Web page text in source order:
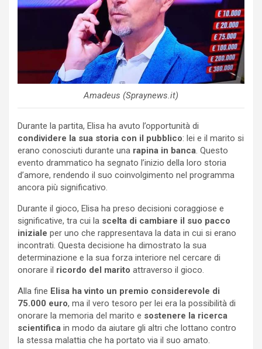
Amadeus (Spraynews.it)
Durante la partita, Elisa ha avuto l’opportunità di
condividere la sua storia con il pubblico: lei e il marito si
erano conosciuti durante una rapina in banca. Questo
evento drammatico ha segnato l’inizio della loro storia
d’amore, rendendo il suo coinvolgimento nel programma
ancora più significativo.
Durante il gioco, Elisa ha preso decisioni coraggiose e
significative, tra cui la scelta di cambiare il suo pacco
iniziale per uno che rappresentava la data in cui si erano
incontrati. Questa decisione ha dimostrato la sua
determinazione e la sua forza interiore nel cercare di
onorare il ricordo del marito attraverso il gioco.
Alla fine Elisa ha vinto un premio considerevole di
75.000 euro, ma il vero tesoro per lei era la possibilità di
onorare la memoria del marito e sostenere la ricerca
scientifica in modo da aiutare gli altri che lottano contro
la stessa malattia che ha portato via il suo amato.